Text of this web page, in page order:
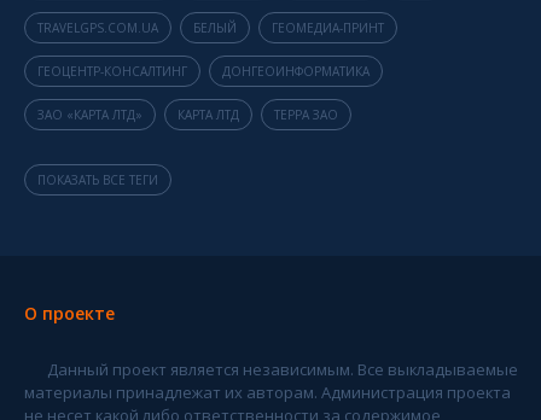
TRAVELGPS.COM.UA БЕЛЫЙ ГЕОМЕДИА-ПРИНТ
ГЕОЦЕНТР-КОНСАЛТИНГ ДОНГЕОИНФОРМАТИКА
ЗАО «КАРТА ЛТД» КАРТА ЛТД ТЕРРА ЗАО
ПОКАЗАТЬ ВСЕ ТЕГИ
О проекте
Данный проект является независимым. Все выкладываемые
материалы принадлежат их авторам. Администрация проекта
не несет какой либо ответственности за содержимое